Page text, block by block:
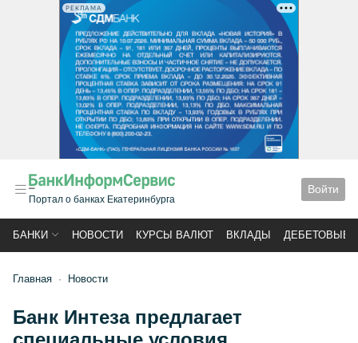
РЕКЛАМА
Портал о банках Екатеринбурга
Войти
БАНКИ НОВОСТИ КУРСЫ ВАЛЮТ ВКЛАДЫ ДЕБЕТОВЫЕ
Главная Новости
Банк Интеза предлагает